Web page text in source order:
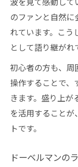
のファンと自然
れています。こ
として語り継がれ
初心者の方も、周
操作することで
きます。盛り上が
を活用すること
トです。
ドーベルマンの